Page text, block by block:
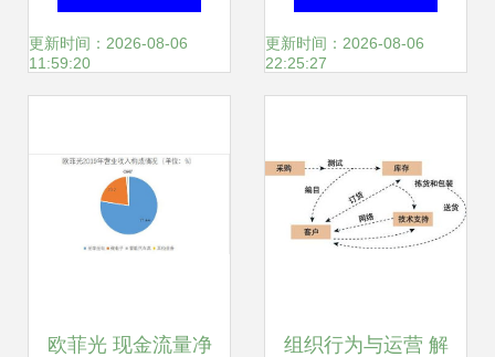
更新时间：2026-08-06
11:59:20
新公司名称
更新时间：2026-08-06
22:25:27
欧菲光 现金流量净 组织行为与运营 解